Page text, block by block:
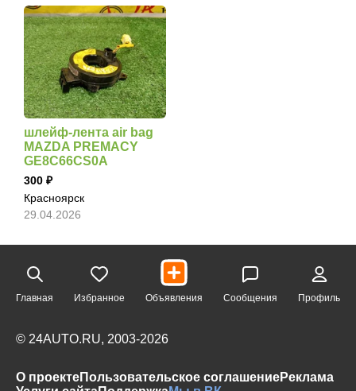
шлейф-лента air bag
MAZDA PREMACY
GE8C66CS0A
300
Красноярск
29.04.2026
Главная Избранное Объявления Сообщения Профиль
© 24AUTO.RU, 2003-2026
О проектеПользовательское соглашениеРеклама